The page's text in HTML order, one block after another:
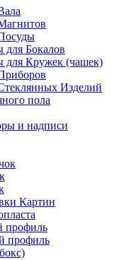
Бокалов
для Кружек (чашек)
Изделий
пола
и надписи
Картин
профиль
профиль